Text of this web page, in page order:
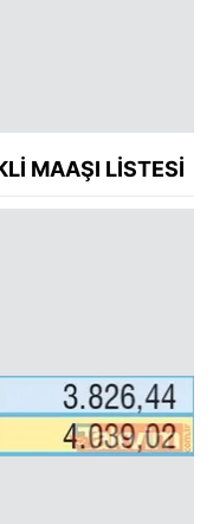
MAAŞI LİSTESİ